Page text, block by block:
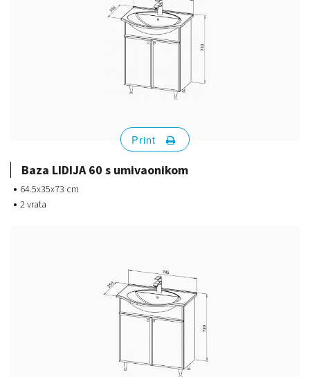
Baza LIDIJA 60 s umivaonikom
64.5x35x73 cm
2 vrata
Print